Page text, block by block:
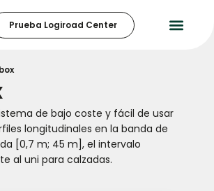
Prueba Logiroad Center
de bajo coste y fácil de usar
longitudinales en la banda de
[0,7 m; 45 m], el intervalo
al uni para calzadas.